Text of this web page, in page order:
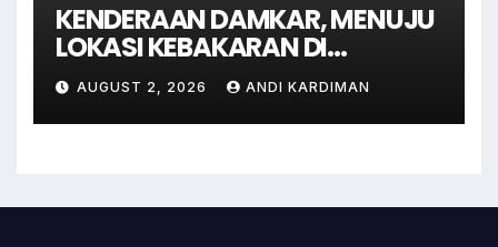
KENDERAAN DAMKAR, MENUJU
LOKASI KEBAKARAN DI
JAGAKARSA JAKARTA
SELATAN
AUGUST 2, 2026 ANDI KARDIMAN